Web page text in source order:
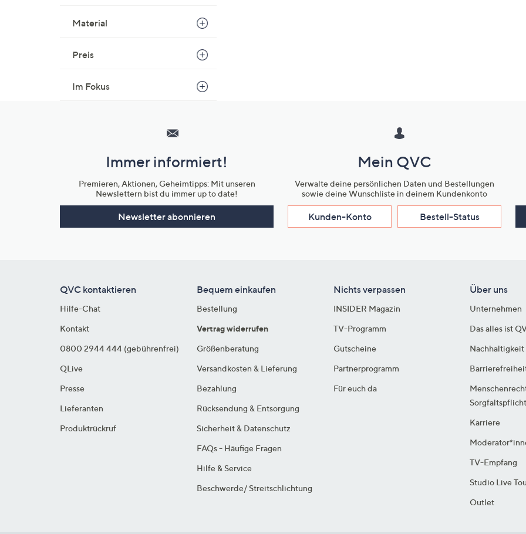
Material
Preis
Im Fokus
Unternehmensinformationen
Immer informiert!
Premieren, Aktionen, Geheimtipps: Mit unseren
Newslettern bist du immer up to date!
Newsletter abonnieren
Mein QVC
Verwalte deine persönlichen Daten und Bestellungen
sowie deine Wunschliste in deinem Kundenkonto
Kunden-Konto Bestell-Status
QVC kontaktieren
Hilfe-Chat
Kontakt
0800 2944 444 (gebührenfrei)
QLive
Presse
Lieferanten
Produktrückruf
Bequem einkaufen
Bestellung
Vertrag widerrufen
Größenberatung
Versandkosten & Lieferung
Bezahlung
Rücksendung & Entsorgung
Sicherheit & Datenschutz
FAQs - Häufige Fragen
Hilfe & Service
Beschwerde/ Streitschlichtung
Nichts verpassen
INSIDER Magazin
TV-Programm
Gutscheine
Partnerprogramm
Für euch da
Über uns
Unternehmen
Das alles ist
Nachhaltigkeit
Karriere
TV-Empfang
Studio Live
Outlet